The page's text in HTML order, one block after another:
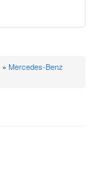
» Mercedes-Benz